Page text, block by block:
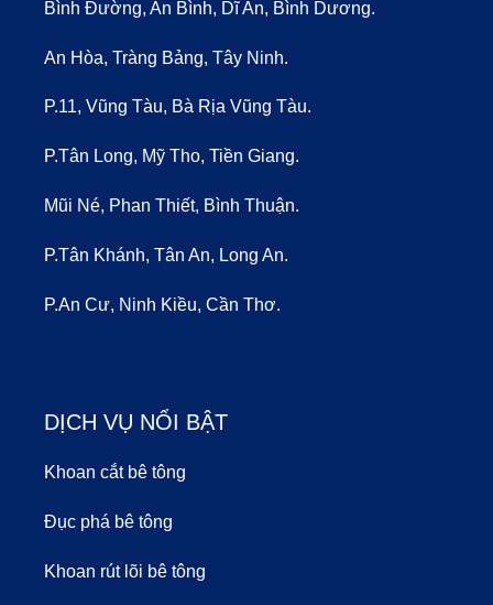
Bình Đường, An Bình, Dĩ An, Bình Dương.
An Hòa, Tràng Bảng, Tây Ninh.
P.11, Vũng Tàu, Bà Rịa Vũng Tàu.
P.Tân Long, Mỹ Tho, Tiền Giang.
Mũi Né, Phan Thiết, Bình Thuận.
P.Tân Khánh, Tân An, Long An.
P.An Cư, Ninh Kiều, Cần Thơ.
DỊCH VỤ NỔI BẬT
Khoan cắt bê tông
Đục phá bê tông
Khoan rút lõi bê tông